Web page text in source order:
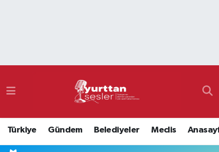
Türkiye Gündem Belediyeler Meclis
Namaz Vakitleri
Süper Lig Puan Durumu ve Fikstür